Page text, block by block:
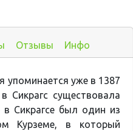
Отзывы Инфо
упоминается уже в 1387
Сикрагс существовала
Сикрагсе был один из
Курземе, в который